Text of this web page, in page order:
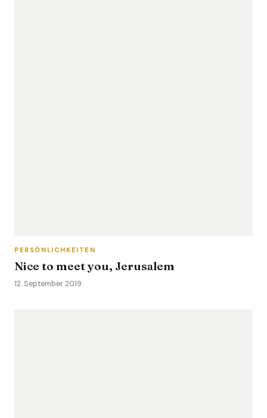
PERSÖNLICHKEITEN
Nice to meet you, Jerusalem
12. September 2019